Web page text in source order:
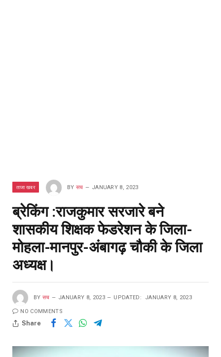
ताजा खबर BY सच JANUARY 8, 2023
ब्रेकिंग :राजकुमार सरजारे बने
शासकीय शिक्षक फेडरेशन के जिला-
मोहला-मानपुर-अंबागढ़ चौकी के जिला
अध्यक्ष।
BY सच JANUARY 8, 2023 UPDATED: JANUARY 8, 2023
NO COMMENTS
Share